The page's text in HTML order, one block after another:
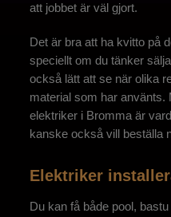
att jobbet är väl gjort.
Det är bra att ha kvitto på
speciellt om du tänker
också lätt att se när olika
material som har
elektriker i Bromma är
kanske också vill beställa
Elektriker
Du kan få både pool,